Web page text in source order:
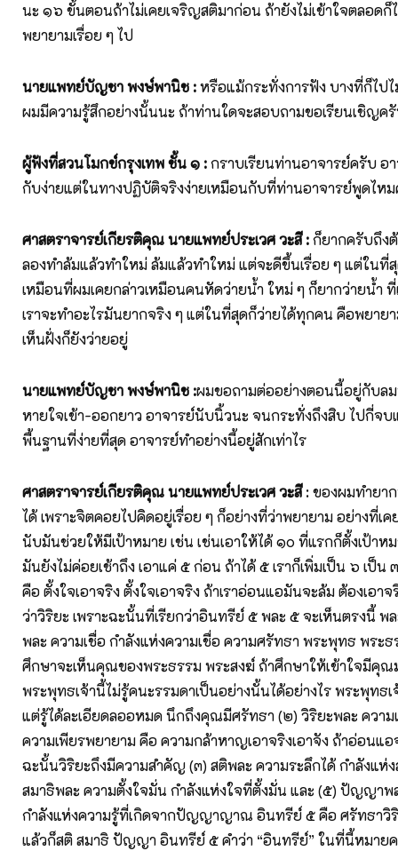
นะ ๑๖ ขั้นตอนถ้าไม่เคยเจริญสติมาก่อน ถ้ายังไม่เข้าใจตลอดก็
พยายามเรื่อย ๆ ไป
นายแพทย์บัญชา พงษ์พานิช :หรือแม้กระทั่งการฟัง บางที่ก็ไปไ
ผมมีความรู้สึกอย่างนั้นนะ ถ้าท่านใดจะสอบถามขอเรียนเชิญค
ผู้ฟังที่สวนโมกข์กรุงเทพ ชั้น ๑ :กราบเรียนท่านอาจารย์ครับ อ
กับง่ายแต่ในทางปฏิบัติจริงง่ายเหมือนกับที่ท่านอาจารย์พูดไห
ศาสตราจารย์เกียรติคุณ นายแพทย์ประเวศ วะสี :ก็ยากครับถึง
ลองทำล้มแล้วทำใหม่ ล้มแล้วทำใหม่ แต่จะดีขึ้นเรื่อย ๆ แต่ในที่
เหมือนที่ผมเคยกล่าวเหมือนคนหัดว่ายน้ำ ใหม่ ๆ ก็ยากว่ายน้ำ ที่
เราจะทำอะไรมันยากจริง ๆ แต่ในที่สุดก็ว่ายได้ทุกคน คือพยายา
เห็นฝั่งก็ยังว่ายอยู่
นายแพทย์บัญชา พงษ์พานิช :ผมขอถามต่ออย่างตอนนี้อยู่กับล
หายใจเข้า-ออกยาว อาจารย์นับนิ้วนะ จนกระทั่งถึงสิบ ไปกี่จ
พื้นฐานที่ง่ายที่สุด อาจารย์ทำอย่างนี้อยู่สักเท่าไร
ศาสตราจารย์เกียรติคุณ นายแพทย์ประเวศ วะสี: ของผมทำยา
ได้ เพราะจิตคอยไปคิดอยู่เรื่อย ๆ ก็อย่างที่ว่าพยายาม อย่างที่เ
นับมันช่วยให้มีเป้าหมาย เช่น เช่นเอาให้ได้ ๑๐ ที่แรกก็ตั้งเป้าห
มันยังไม่ค่อยเช้าถึง เอาแค่ ๕ ก่อน ถ้าได้ ๕ เราก็เพิ่มเป็น ๖ เป็น
คือ ตั้งใจเอาจริง ตั้งใจเอาจริง ถ้าเราอ่อนแอมันจะล้ม ต้องเอาจ
ว่าวิริยะ เพราะฉะนั้นที่เรียกว่าอินทรีย์ ๕ พละ ๕ จะเห็นตรงนี้ พ
พละ ความเชื่อ กำลังแห่งความเชื่อ ความศรัทธา พระพุทธ พระธ
ศึกษาจะเห็นคุณของพระธรรม พระสงฆ์ ถ้าศึกษาให้เข้าใจมีคุณ
พระพุทธเจ้านี้ไม่รู้คนะรรมดาเป็นอย่างนั้นได้อย่างไร พระพุทธ
แต่รู้ได้ละเอียดลออหมด นึกถึงคุณมีศรัทธา (๒) วิริยะพละ ความ
ความเพียรพยายาม คือ ความกล้าหาญเอาจริงเอาจัง ถ้าอ่อนแอ
ฉะนั้นวิริยะถึงมีความสำคัญ (๓) สติพละ ความระลึกได้ กำลังแห่
สมาธิพละ ความตั้งใจมั่น กำลังแห่งใจที่ตั้งมั่น และ (๕) ปัญญาพ
กำลังแห่งความรู้ที่เกิดจากปัญญาญาณ อินทรีย์ ๕ คือ ศรัทธาวิ
แล้วก็สติ สมาธิ ปัญญา อินทรีย์ ๕ คำว่า “อินทรีย์” ในที่นี้หมายค